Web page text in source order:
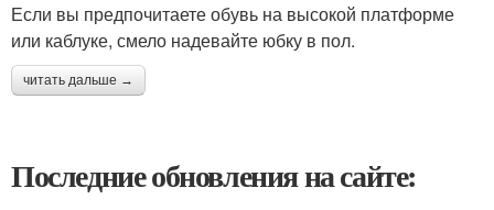
Если вы предпочитаете обувь на высокой платформе
или каблуке, смело надевайте юбку в пол.
читать дальше →
Последние обновления на сайте: